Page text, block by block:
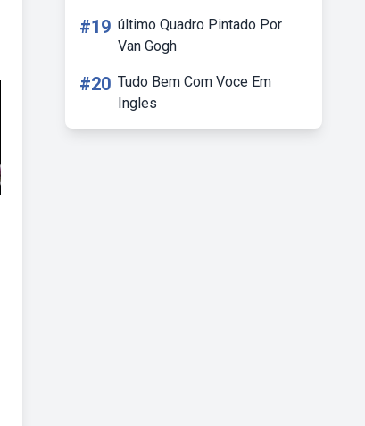
#19 último Quadro Pintado Por
Van Gogh
#20 Tudo Bem Com Voce Em
Ingles